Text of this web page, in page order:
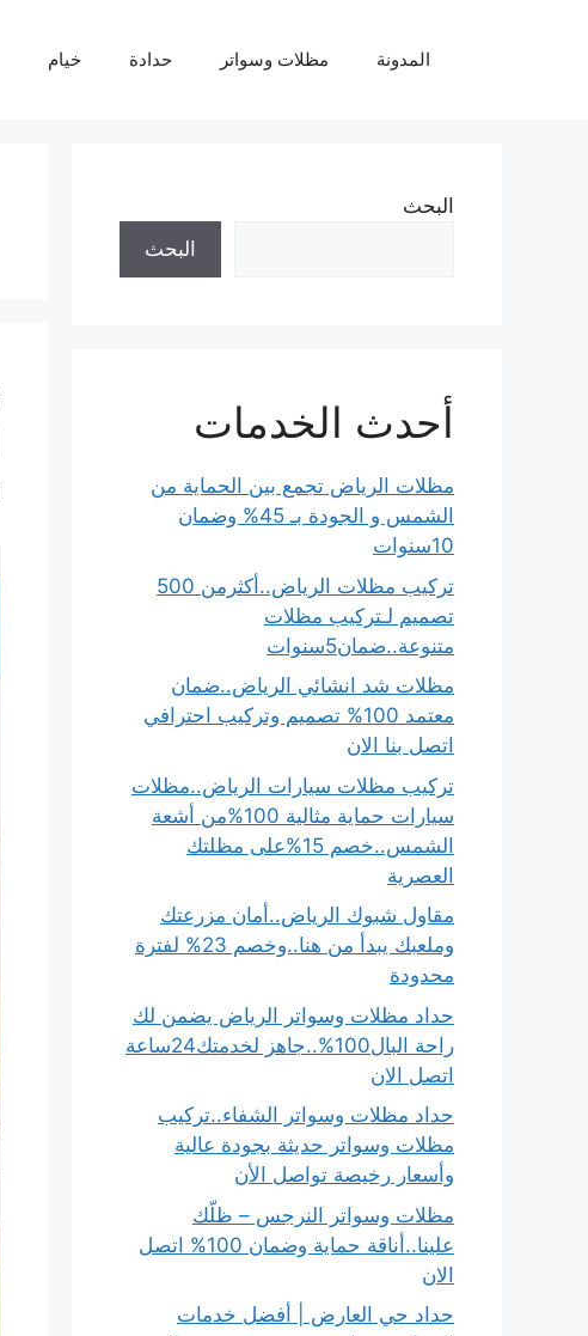
المدونة مظلات وسواتر حدادة خيام
البحث
البحث
أحدث الخدمات
مظلات الرياض تجمع بين الحماية من
الشمس و الجودة بـ 45% وضمان
10سنوات
تركيب مظلات الرياض..أكثرمن 500
تصميم لـتركيب مظلات
متنوعة..ضمان5سنوات
مظلات شد انشائي الرياض..ضمان
معتمد 100% تصميم وتركيب احترافي
اتصل بنا الان
تركيب مظلات سيارات الرياض..مظلات
سيارات حماية مثالية 100%من أشعة
الشمس..خصم 15%على مظلتك
العصرية
مقاول شبوك الرياض..أمان مزرعتك
وملعبك يبدأ من هنا..وخصم 23% لفترة
محدودة
حداد مظلات وسواتر الرياض يضمن لك
راحة البال100%..جاهز لخدمتك24ساعة
اتصل الان
حداد مظلات وسواتر الشفاء..تركيب
مظلات وسواتر حديثة بجودة عالية
وأسعار رخيصة تواصل الأن
مظلات وسواتر النرجس – ظلّك
علينا..أناقة حماية وضمان 100% اتصل
الان
حداد حي العارض | أفضل خدمات